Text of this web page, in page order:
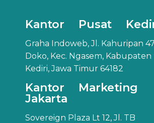
Kantor Pusat
Graha Indoweb, Jl. Kahuripan
Doko, Kec. Ngasem, Kabupaten
Kediri, Jawa Timur 64182
Kantor Marketing
Jakarta
Sovereign Plaza Lt 12, Jl. TB